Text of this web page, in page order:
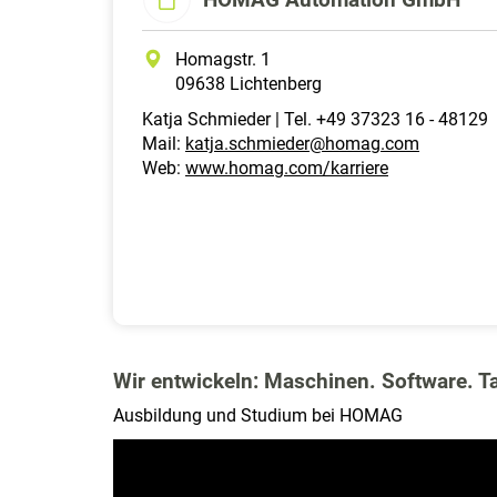
Homagstr. 1
09638 Lichtenberg
Katja Schmieder | Tel. +49 37323 16 - 48129
Mail: katja.schmieder@homag.com
Web: www.homag.com/karriere
Wir entwickeln: Maschinen. Software.
Ausbildung und Studium bei HOMAG